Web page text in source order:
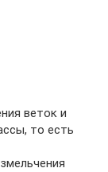
веток и
то есть